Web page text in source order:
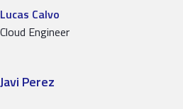
Lucas Calvo
Cloud Engineer
Javi Perez